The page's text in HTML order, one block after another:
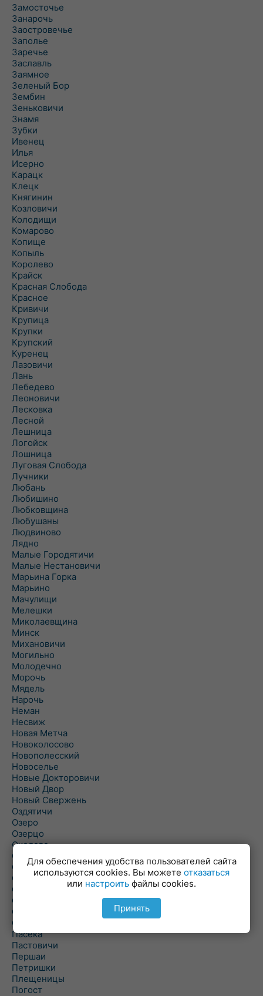
Замосточье
Занарочь
Заостровечье
Заполье
Заречье
Заславль
Заямное
Зеленый Бор
Зембин
Зеньковичи
Знамя
Зубки
Ивенец
Илья
Исерно
Карацк
Клецк
Княгинин
Козловичи
Колодищи
Комарово
Копище
Копыль
Королево
Крайск
Красная Слобода
Красное
Кривичи
Крупица
Крупки
Крупский
Куренец
Лазовичи
Лань
Лебедево
Леоновичи
Лесковка
Лесной
Лешница
Логойск
Лошница
Луговая Слобода
Лучники
Любань
Любишино
Любковщина
Любушаны
Людвиново
Лядно
Малые Городятичи
Малые Нестановичи
Марьина Горка
Марьино
Мачулищи
Мелешки
Миколаевщина
Минск
Михановичи
Могильно
Молодечно
Морочь
Мядель
Нарочь
Неман
Несвиж
Новая Метча
Новоколосово
Новополесский
Новоселье
Новые Докторовичи
Новый Двор
Новый Свержень
Оздятичи
Озеро
Озерцо
Околово
Октябрь
Октябрьский
Олехновичи
Омговичи
Оношки
Осовец
Острошицкий Городок
Пасека
Пастовичи
Першаи
Петришки
Плещеницы
Погост
Для обеспечения удобства пользователей сайта
используются cookies. Вы можете отказаться
или настроить файлы cookies.
Принять